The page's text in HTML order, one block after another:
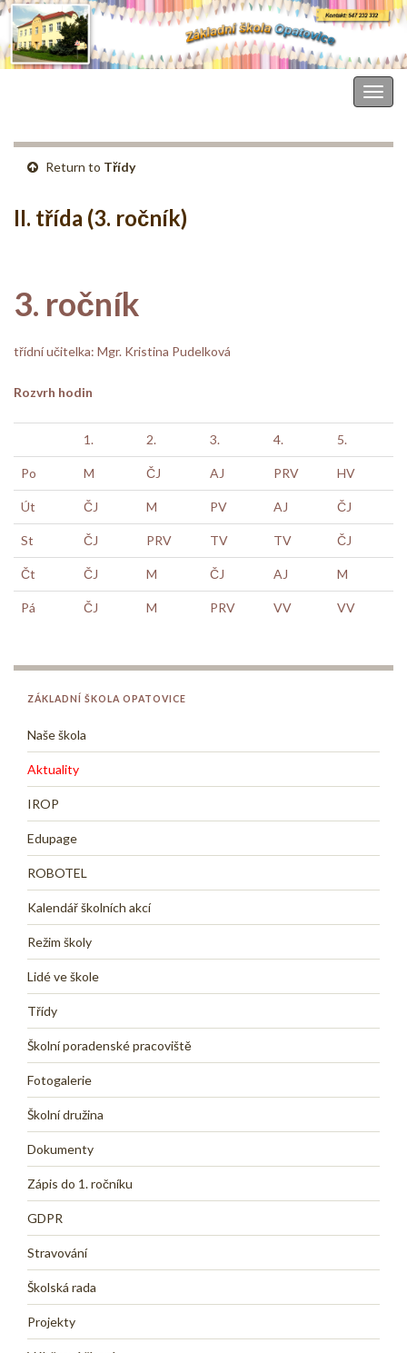
Return to Třídy
II. třída (3. ročník)
3. ročník
třídní učitelka: Mgr. Kristina Pudelková
Rozvrh hodin
1. 2. 3. 4. 5.
Po M ČJ AJ PRV HV
Út ČJ M PV AJ ČJ
St ČJ PRV TV TV ČJ
Čt ČJ M ČJ AJ M
Pá ČJ M PRV VV VV
ZÁKLADNÍ ŠKOLA OPATOVICE
Naše škola
Aktuality
IROP
Edupage
ROBOTEL
Kalendář školních akcí
Režim školy
Lidé ve škole
Třídy
Školní poradenské pracoviště
Fotogalerie
Školní družina
Dokumenty
Zápis do 1. ročníku
GDPR
Stravování
Školská rada
Projekty